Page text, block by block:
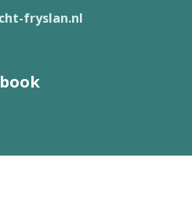
fryslan.nl